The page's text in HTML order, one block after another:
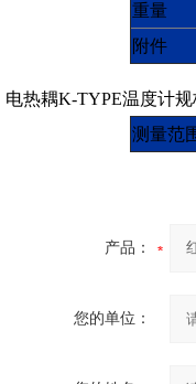
重量
附件
电热耦K-TYPE温度计规
测量范
产品：
您的单位：